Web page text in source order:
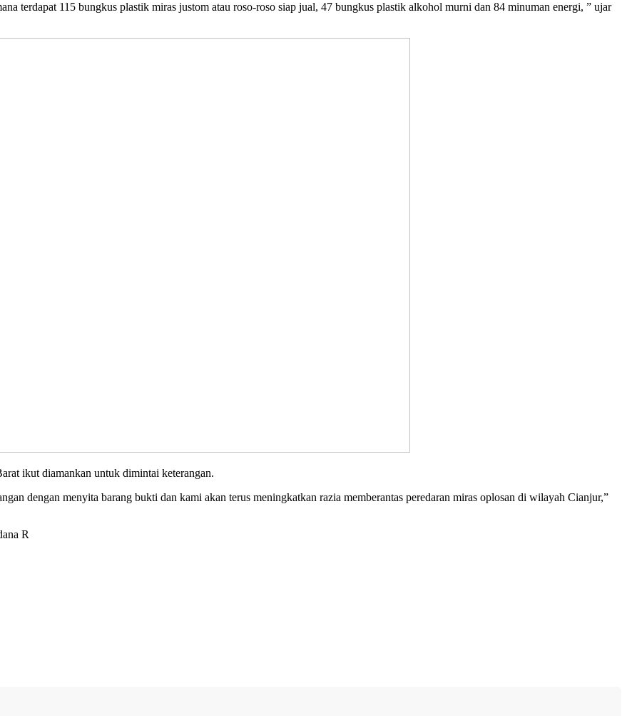
terdapat 115 bungkus plastik miras justom atau roso-roso siap jual, 47 bungkus plastik alkohol murni dan 84 minuman energi, ” ujar
ikut diamankan untuk dimintai keterangan.
dengan menyita barang bukti dan kami akan terus meningkatkan razia memberantas peredaran miras oplosan di wilayah Cianjur,”
R